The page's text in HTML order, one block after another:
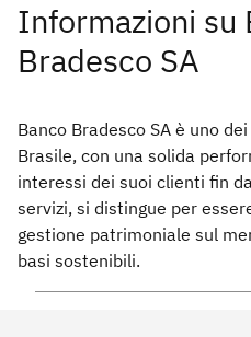
Informazioni su
Bradesco SA
Banco Bradesco SA è uno
Brasile, con una solida
interessi dei suoi clienti fin
servizi, si distingue per
gestione patrimoniale sul
basi sostenibili.